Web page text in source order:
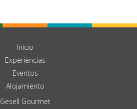
Inicio
Experiencias
Eventos
Alojamiento
Gesell Gourmet